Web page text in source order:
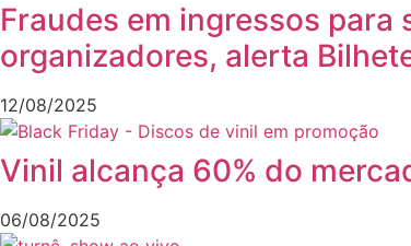
Fraudes em ingressos
organizadores, alerta
12/08/2025
Vinil alcança 60% do
06/08/2025